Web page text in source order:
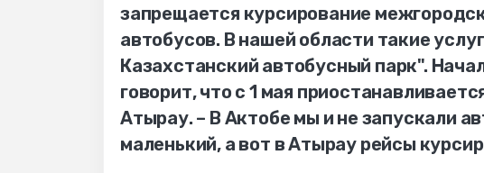
запрещается курсирование
автобусов. В нашей области такие
Казахстанский автобусный парк".
говорит, что с 1 мая
Атырау. – В Актобе мы и не запускали
маленький, а вот в Атырау рейсы